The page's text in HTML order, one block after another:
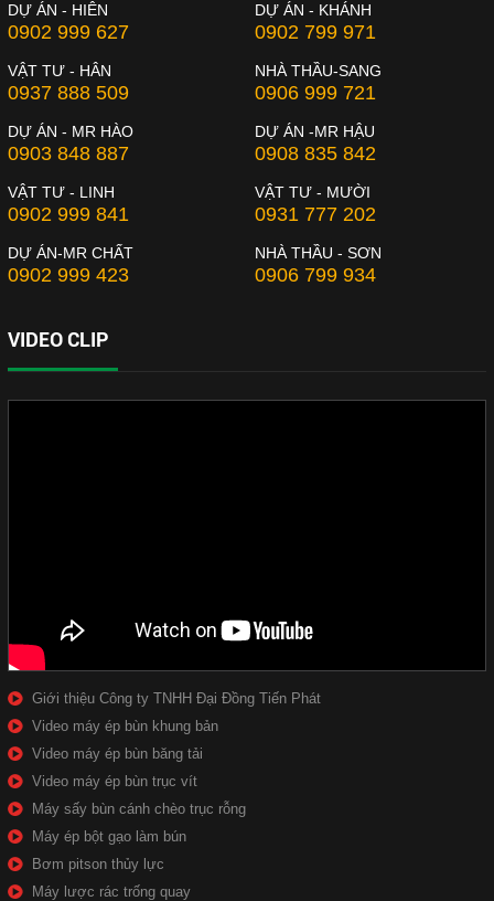
DỰ ÁN - HIÊN
0902 999 627
DỰ ÁN - KHÁNH
0902 799 971
VẬT TƯ - HÂN
0937 888 509
NHÀ THẦU-SANG
0906 999 721
DỰ ÁN - MR HÀO
0903 848 887
DỰ ÁN -MR HẬU
0908 835 842
VẬT TƯ - LINH
0902 999 841
VẬT TƯ - MƯỜI
0931 777 202
DỰ ÁN-MR CHẤT
0902 999 423
NHÀ THẦU - SƠN
0906 799 934
VIDEO CLIP
Giới thiệu Công ty TNHH Đại Đồng Tiến Phát
Video máy ép bùn khung bản
Video máy ép bùn băng tải
Video máy ép bùn trục vít
Máy sấy bùn cánh chèo trục rỗng
Máy ép bột gạo làm bún
Bơm pitson thủy lực
Máy lược rác trống quay